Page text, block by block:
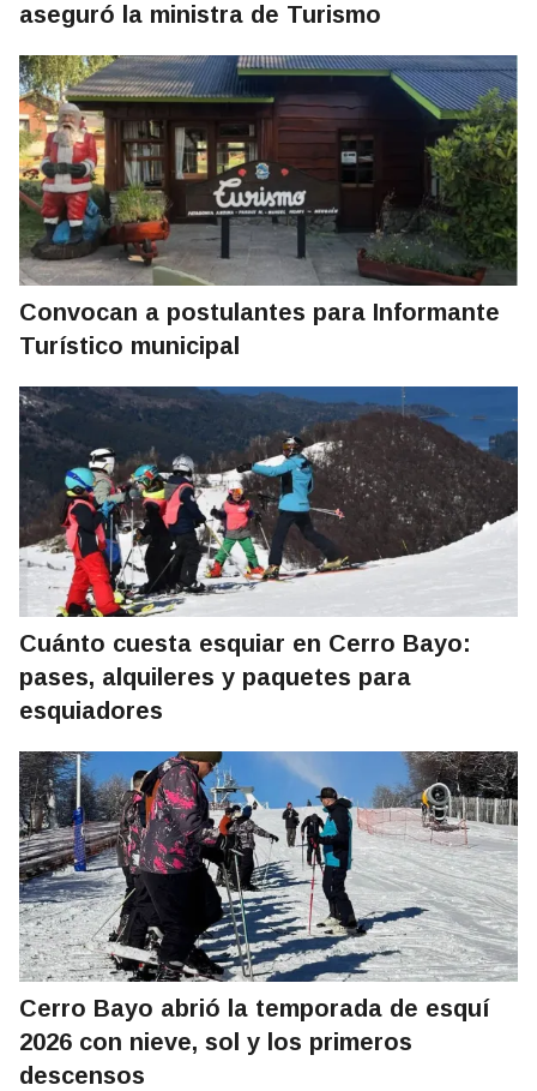
aseguró la ministra de Turismo
Convocan a postulantes para Informante
Turístico municipal
Cuánto cuesta esquiar en Cerro Bayo:
pases, alquileres y paquetes para
esquiadores
Cerro Bayo abrió la temporada de esquí
2026 con nieve, sol y los primeros
descensos